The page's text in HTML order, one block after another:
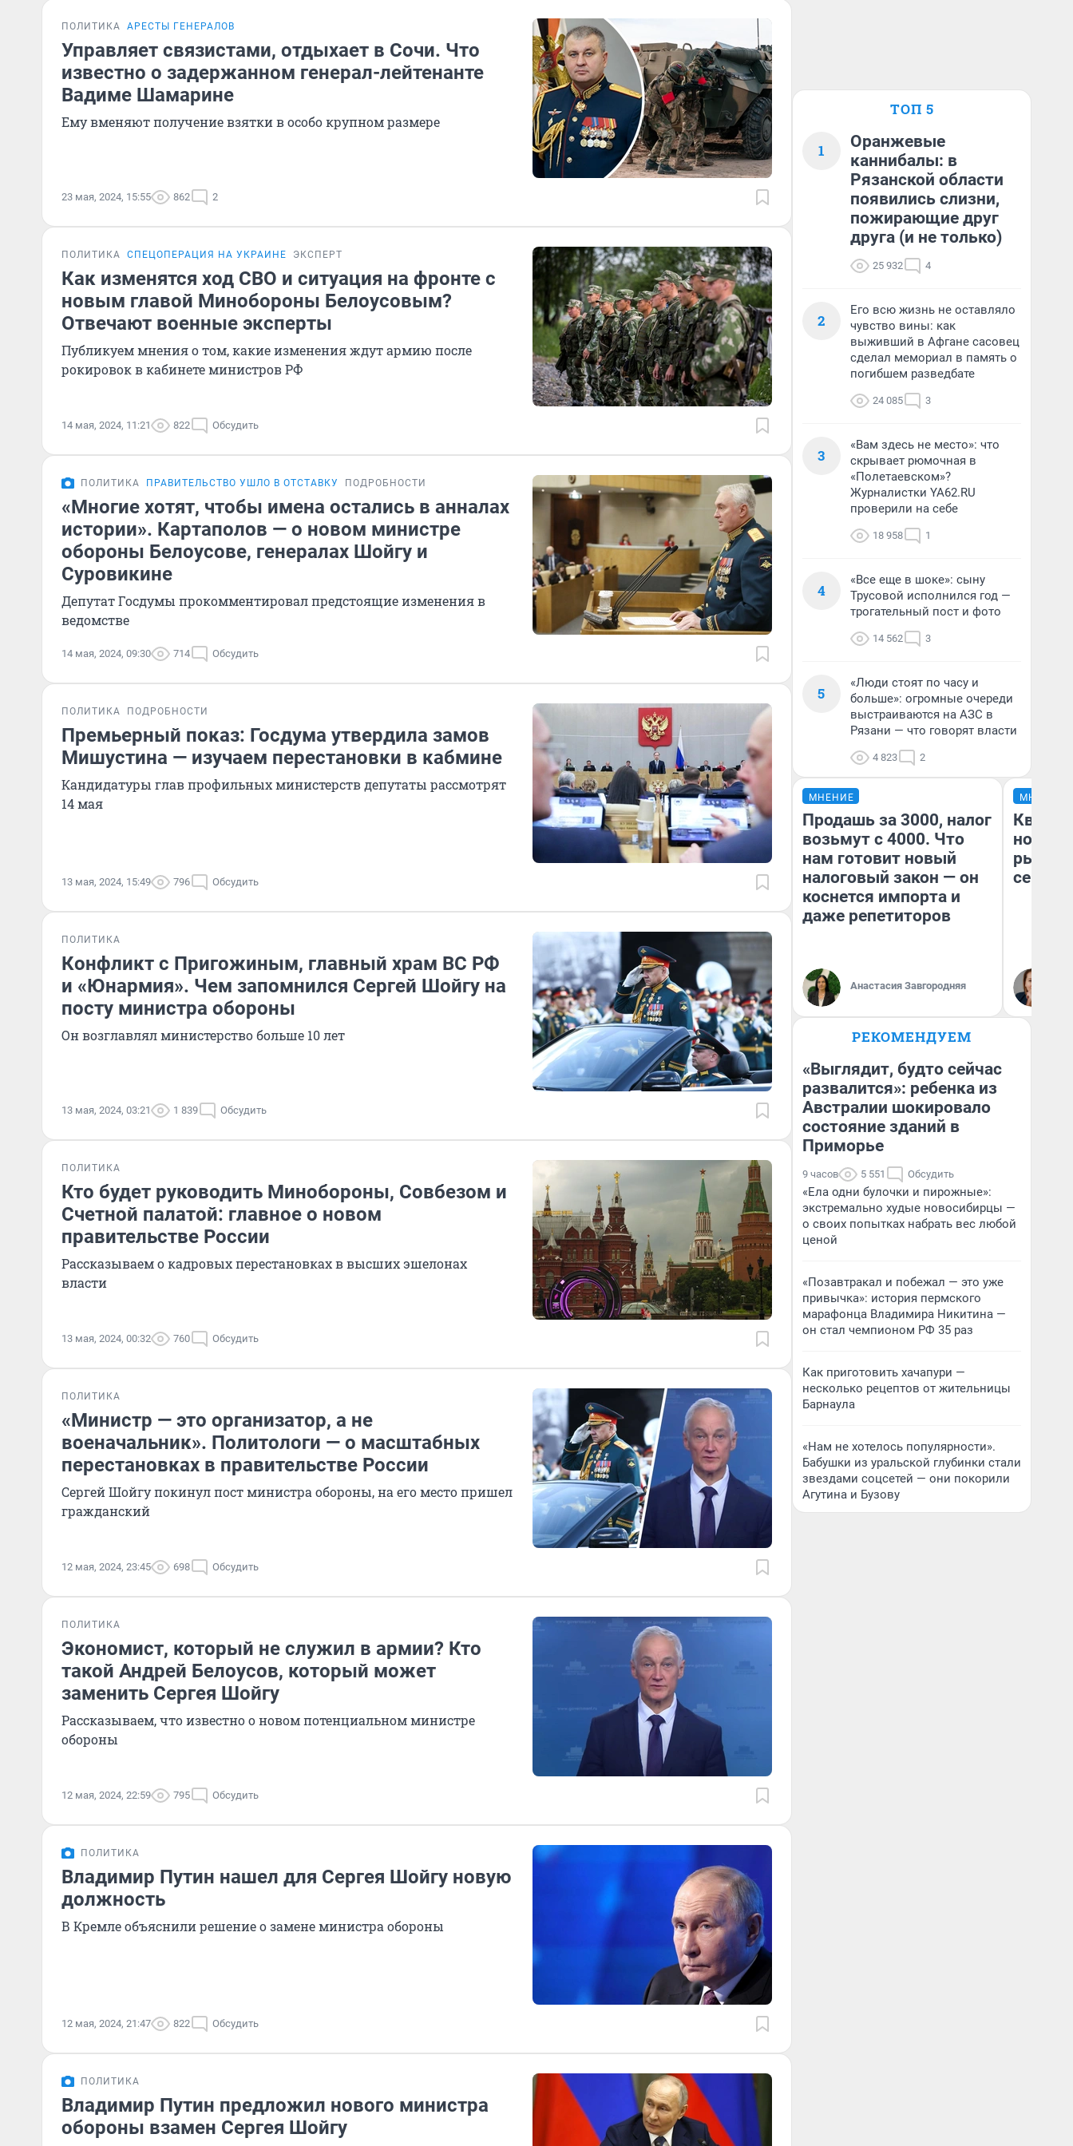
ПОЛИТИКА АРЕСТЫ ГЕНЕРАЛОВ
Управляет связистами, отдыхает в Сочи. Что
известно о задержанном генерал-лейтенанте
Вадиме Шамарине
Ему вменяют получение взятки в особо крупном размере
23 мая, 2024, 15:55 862 2
ПОЛИТИКА СПЕЦОПЕРАЦИЯ НА УКРАИНЕ ЭКСПЕРТ
Как изменятся ход СВО и ситуация на фронте с
новым главой Минобороны Белоусовым?
Отвечают военные эксперты
Публикуем мнения о том, какие изменения ждут армию после
рокировок в кабинете министров РФ
14 мая, 2024, 11:21 822 Обсудить
ПОЛИТИКА ПРАВИТЕЛЬСТВО УШЛО В ОТСТАВКУ ПОДРОБНОСТИ
«Многие хотят, чтобы имена остались в анналах
истории». Картаполов — о новом министре
обороны Белоусове, генералах Шойгу и
Суровикине
Депутат Госдумы прокомментировал предстоящие изменения в
ведомстве
14 мая, 2024, 09:30 714 Обсудить
ПОЛИТИКА ПОДРОБНОСТИ
Премьерный показ: Госдума утвердила замов
Мишустина — изучаем перестановки в кабмине
Кандидатуры глав профильных министерств депутаты рассмотрят
14 мая
13 мая, 2024, 15:49 796 Обсудить
ПОЛИТИКА
Конфликт с Пригожиным, главный храм ВС РФ
и «Юнармия». Чем запомнился Сергей Шойгу на
посту министра обороны
Он возглавлял министерство больше 10 лет
13 мая, 2024, 03:21 1 839 Обсудить
ПОЛИТИКА
Кто будет руководить Минобороны, Совбезом и
Счетной палатой: главное о новом
правительстве России
Рассказываем о кадровых перестановках в высших эшелонах
власти
13 мая, 2024, 00:32 760 Обсудить
ПОЛИТИКА
«Министр — это организатор, а не
военачальник». Политологи — о масштабных
перестановках в правительстве России
Сергей Шойгу покинул пост министра обороны, на его место пришел
гражданский
12 мая, 2024, 23:45 698 Обсудить
ПОЛИТИКА
Экономист, который не служил в армии? Кто
такой Андрей Белоусов, который может
заменить Сергея Шойгу
Рассказываем, что известно о новом потенциальном министре
обороны
12 мая, 2024, 22:59 795 Обсудить
ПОЛИТИКА
Владимир Путин нашел для Сергея Шойгу новую
должность
В Кремле объяснили решение о замене министра обороны
12 мая, 2024, 21:47 822 Обсудить
ПОЛИТИКА
Владимир Путин предложил нового министра
обороны взамен Сергея Шойгу
ТОП 5
1
Оранжевые
каннибалы: в
Рязанской области
появились слизни,
пожирающие друг
друга (и не только)
25 932 4
2
Его всю жизнь не оставляло
чувство вины: как
выживший в Афгане сасовец
сделал мемориал в память о
погибшем разведбате
24 085 3
3
«Вам здесь не место»: что
скрывает рюмочная в
«Полетаевском»?
Журналистки YA62.RU
проверили на себе
18 958 1
4
«Все еще в шоке»: сыну
Трусовой исполнился год —
трогательный пост и фото
14 562 3
5
«Люди стоят по часу и
больше»: огромные очереди
выстраиваются на АЗС в
Рязани — что говорят власти
4 823 2
МНЕНИЕ
Продашь за 3000, налог
возьмут с 4000. Что
нам готовит новый
налоговый закон — он
коснется импорта и
даже репетиторов
Анастасия Завгородняя
МНЕНИЕ
но
рынок
РЕКОМЕНДУЕМ
«Выглядит, будто сейчас
развалится»: ребенка из
Австралии шокировало
состояние зданий в
Приморье
9 часов 5 551 Обсудить
«Ела одни булочки и пирожные»:
экстремально худые новосибирцы —
о своих попытках набрать вес любой
ценой
«Позавтракал и побежал — это уже
привычка»: история пермского
марафонца Владимира Никитина —
он стал чемпионом РФ 35 раз
Как приготовить хачапури —
несколько рецептов от жительницы
Барнаула
«Нам не хотелось популярности».
Бабушки из уральской глубинки стали
звездами соцсетей — они покорили
Агутина и Бузову